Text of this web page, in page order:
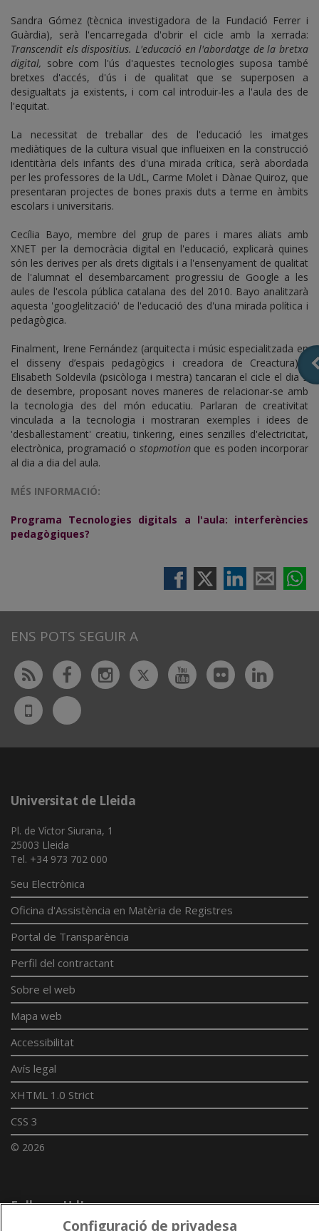
Sandra Gómez (tècnica investigadora de la Fundació Ferrer i
Guàrdia), serà l'encarregada d'obrir el cicle amb la xerrada:
Transcendit els dispositius. L'educació en l'abordatge de la bretxa
digital, sobre com l'ús d'aquestes tecnologies suposa també
bretxes d'accés, d'ús i de qualitat que se superposen a
desigualtats ja existents, i com cal introduir-les a l'aula des de
l'equitat.
La necessitat de treballar des de l'educació les imatges
mediàtiques de la cultura visual que influeixen en la construcció
identitària dels infants des d'una mirada crítica, serà abordada
per les professores de la UdL, Carme Molet i Dànae Quiroz, que
presentaran projectes de bones praxis duts a terme en àmbits
escolars i universitaris.
Cecília Bayo, membre del grup de pares i mares aliats amb
XNET per la democràcia digital en l'educació, explicarà quines
són les derives per als drets digitals i a l'ensenyament de qualitat
de l'alumnat el desembarcament progressiu de Google a les
aules de l'escola pública catalana des del 2010. Bayo analitzarà
aquesta 'googlelització' de l'educació des d'una mirada política i
pedagògica.
Finalment, Irene Fernández (arquitecta i músic especialitzada en
el disseny d’espais pedagògics i creadora de Creactura) i
Elisabeth Soldevila (psicòloga i mestra) tancaran el cicle el dia 9
de desembre, proposant noves maneres de relacionar-se amb
la tecnologia des del món educatiu. Parlaran de creativitat
vinculada a la tecnologia i mostraran exemples i idees de
'desballestament' creatiu, tinkering, eines senzilles d'electricitat,
electrònica, programació o stopmotion que es poden incorporar
al dia a dia del aula.
MÉS INFORMACIÓ:
Programa Tecnologies digitals a l'aula: interferències
pedagògiques?
ENS POTS SEGUIR A
Rss FacebookInstagram
TwitterYoutubeFlickr
UdL
App
Bluesky
Universitat de Lleida
Pl. de Víctor Siurana, 1
25003 Lleida
Tel. +34 973 702 000
Seu Electrònica
Oficina d'Assistència en Matèria de Registres
Portal de Transparència
Perfil del contractant
Sobre el web
Mapa web
Accessibilitat
Avís legal
XHTML 1.0 Strict
CSS 3
© 2026
Enllaços UdL
Configuració de privadesa